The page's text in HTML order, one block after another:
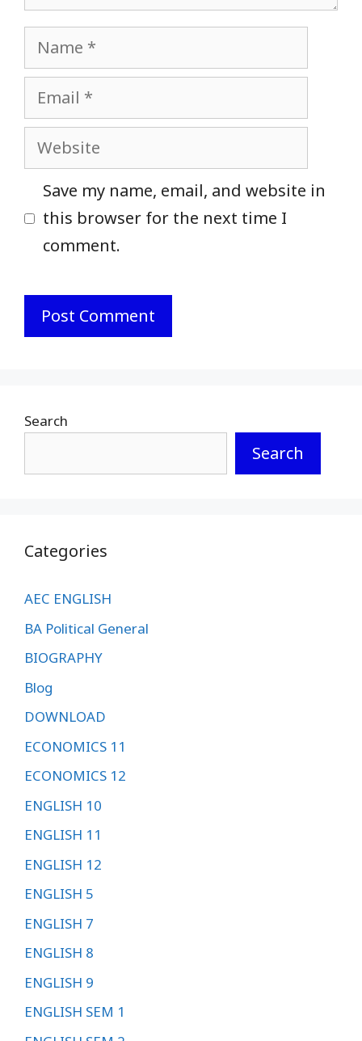
Name
Email
Website
Save my name, email, and website in
this browser for the next time I
comment.
Search
Search
Categories
AEC ENGLISH
BA Political General
BIOGRAPHY
Blog
DOWNLOAD
ECONOMICS 11
ECONOMICS 12
ENGLISH 10
ENGLISH 11
ENGLISH 12
ENGLISH 5
ENGLISH 7
ENGLISH 8
ENGLISH 9
ENGLISH SEM 1